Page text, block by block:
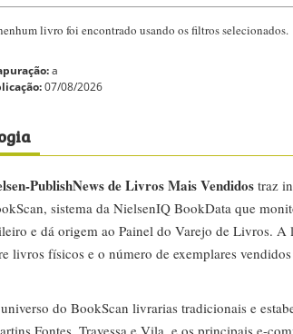
livro foi encontrado usando os filtros selecionados.
a
07/08/2026
PublishNews de Livros Mais Vendidostraz
sistema da NielsenIQ BookData que
e dá origem ao Painel do Varejo de Livros. A
livros físicos e o número de exemplares
do BookScan livrarias tradicionais e
Fontes, Travessa e Vila, e os principais e-